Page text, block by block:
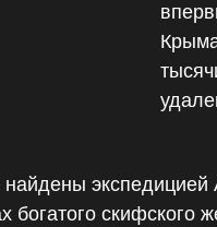
экспедицией
богатого скифского